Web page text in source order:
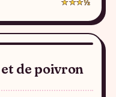
★★★½
de poivron